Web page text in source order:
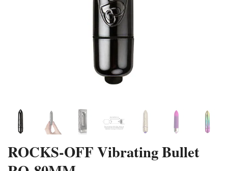
ROCKS-OFF Vibrating Bullet